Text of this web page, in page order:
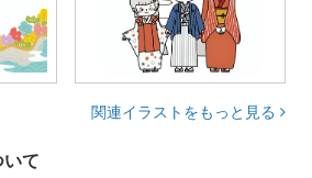
関連イラストをもっと見る
いて